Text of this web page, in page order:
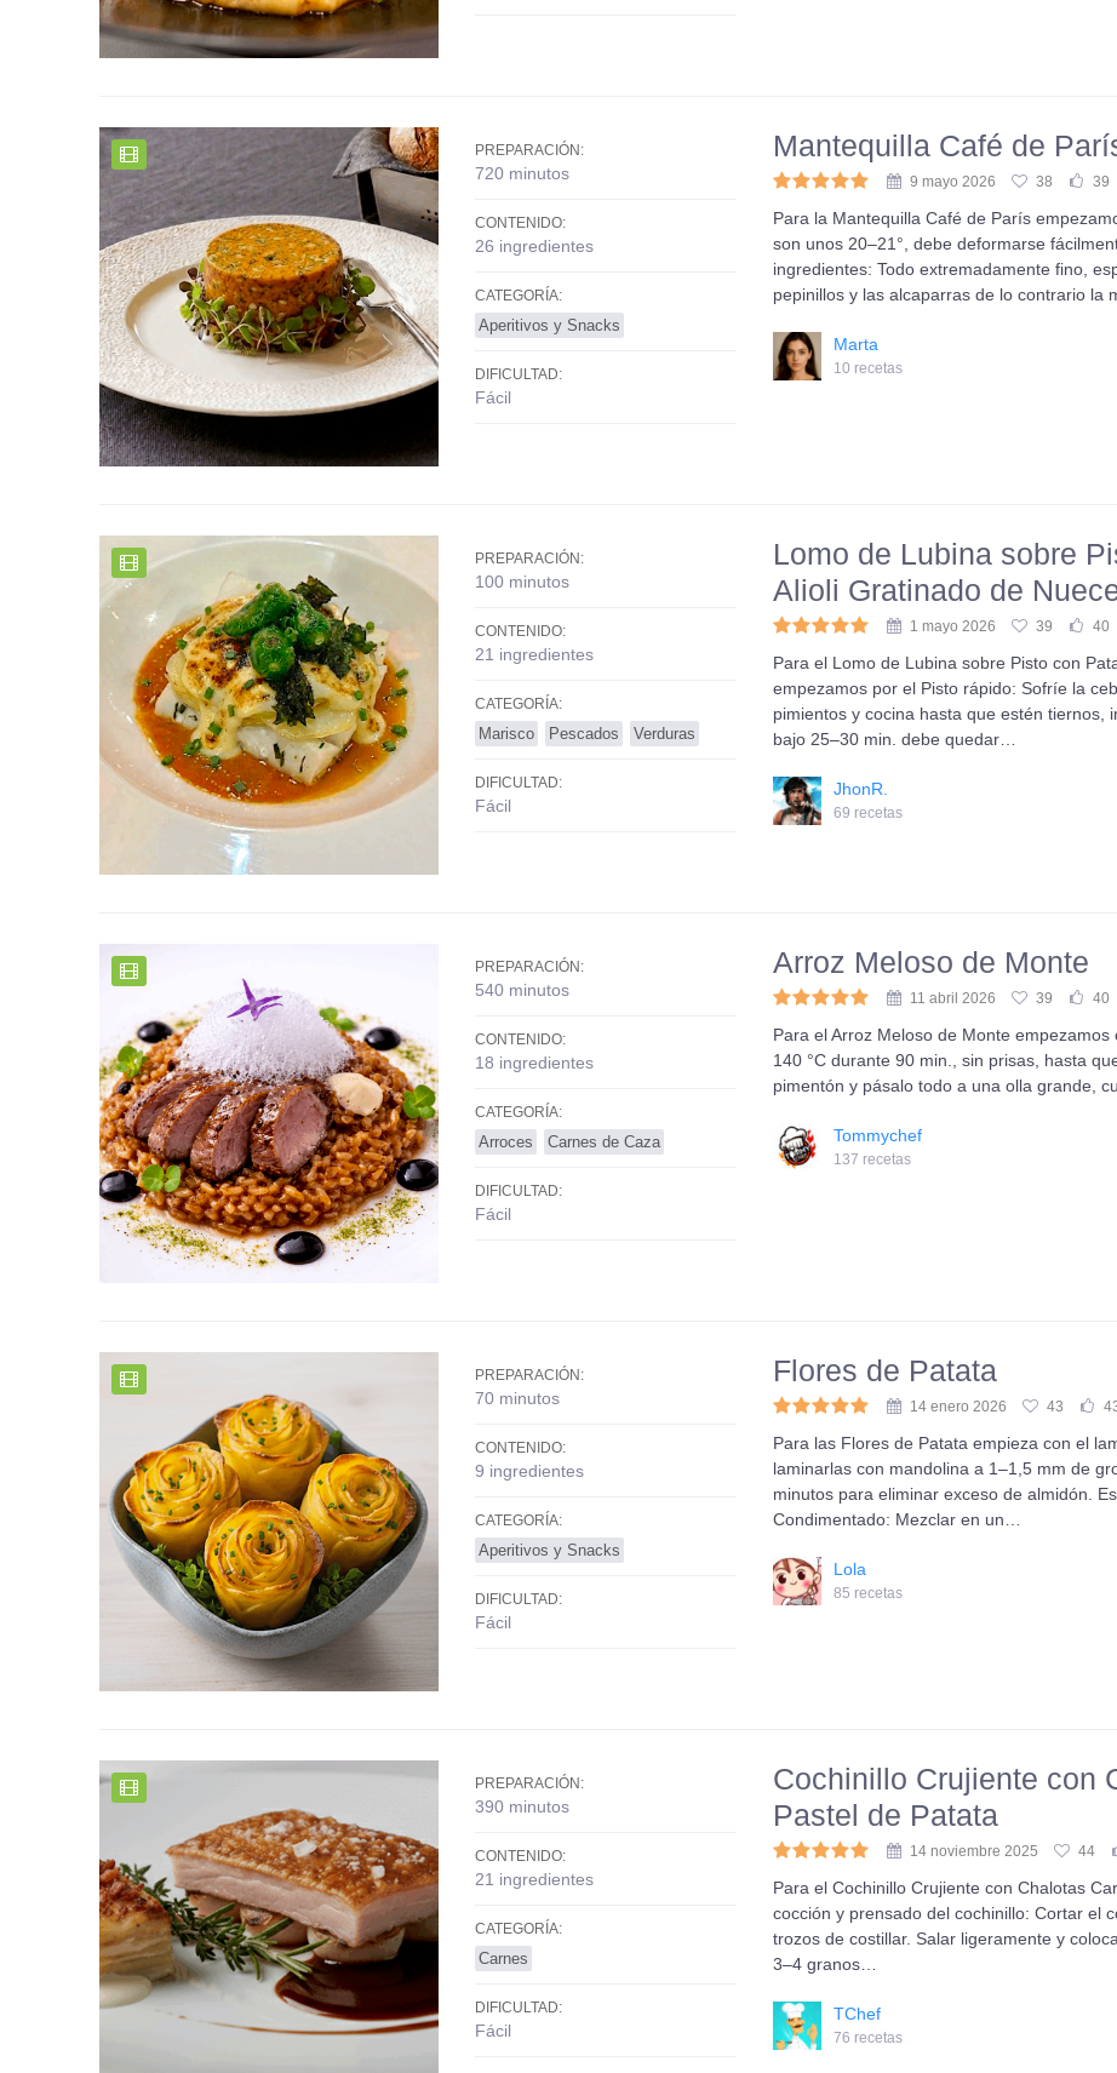
PREPARACIÓN:
720 minutos
CONTENIDO:
26 ingredientes
CATEGORÍA:
Aperitivos y Snacks
DIFICULTAD:
Fácil
Mantequilla Café de
9 mayo 2026 38 39
Para la Mantequilla Café de París
son unos 20–21°, debe deformarse
ingredientes: Todo extremadamente fino,
pepinillos y las alcaparras de lo contrario la
Marta
10 recetas
PREPARACIÓN:
100 minutos
CONTENIDO:
21 ingredientes
CATEGORÍA:
Marisco Pescados Verduras
DIFICULTAD:
Fácil
Lomo de Lubina sobre
Alioli Gratinado de
1 mayo 2026 39 40
Para el Lomo de Lubina sobre Pisto con
empezamos por el Pisto rápido: Sofríe la
pimientos y cocina hasta que estén tiernos,
bajo 25–30 min. debe quedar…
JhonR.
69 recetas
PREPARACIÓN:
540 minutos
CONTENIDO:
18 ingredientes
CATEGORÍA:
Arroces Carnes de Caza
DIFICULTAD:
Fácil
Arroz Meloso de Monte
11 abril 2026 39 40
Para el Arroz Meloso de Monte
140 °C durante 90 min., sin prisas, hasta
pimentón y pásalo todo a una olla grande,
Tommychef
137 recetas
PREPARACIÓN:
70 minutos
CONTENIDO:
9 ingredientes
CATEGORÍA:
Aperitivos y Snacks
DIFICULTAD:
Fácil
Flores de Patata
14 enero 2026 43
Para las Flores de Patata empieza con el
laminarlas con mandolina a 1–1,5 mm de
minutos para eliminar exceso de almidón.
Condimentado: Mezclar en un…
Lola
85 recetas
PREPARACIÓN:
390 minutos
CONTENIDO:
21 ingredientes
CATEGORÍA:
Carnes
DIFICULTAD:
Fácil
Cochinillo Crujiente con
Pastel de Patata
14 noviembre 2025 44
Para el Cochinillo Crujiente con Chalotas
cocción y prensado del cochinillo: Cortar el
trozos de costillar. Salar ligeramente y
3–4 granos…
TChef
76 recetas